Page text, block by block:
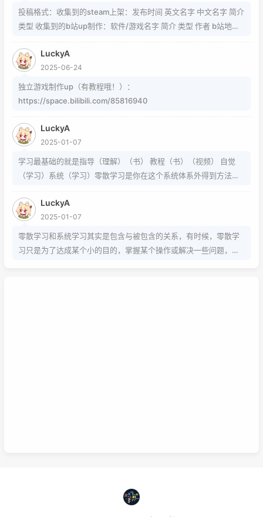
89 https://www.zhihu.com/question/339693605 事实上用的是
word中的Cambria Math和Helvetica字体弄出来的 但经过试验发
的就不需要我教了 上标:sup 下标:sub 上标:上标文字 下标:下标文字
当然网页中就需要代码了
投稿格式：收集到的steam上架：发布时间 英文名字 中文名字 简介
类型 收集到的b站up制作：软件/游戏名字 简介 类型 作者 b站地址
LuckyA
2025-06-24
独立游戏制作up（有教程哦！）：
https://space.bilibili.com/85816940
LuckyA
2025-01-07
学习最基础的就是指导（理解）（书） 教程（书）（视频） 自觉
（学习）系统（学习）零散学习是你在这个系统体系外得到方法的
LuckyA
2025-01-07
零散学习和系统学习其实是包含与被包含的关系，有时候，零散学
习只是为了达成某个小的目的，掌握某个操作或解决一些问题，而